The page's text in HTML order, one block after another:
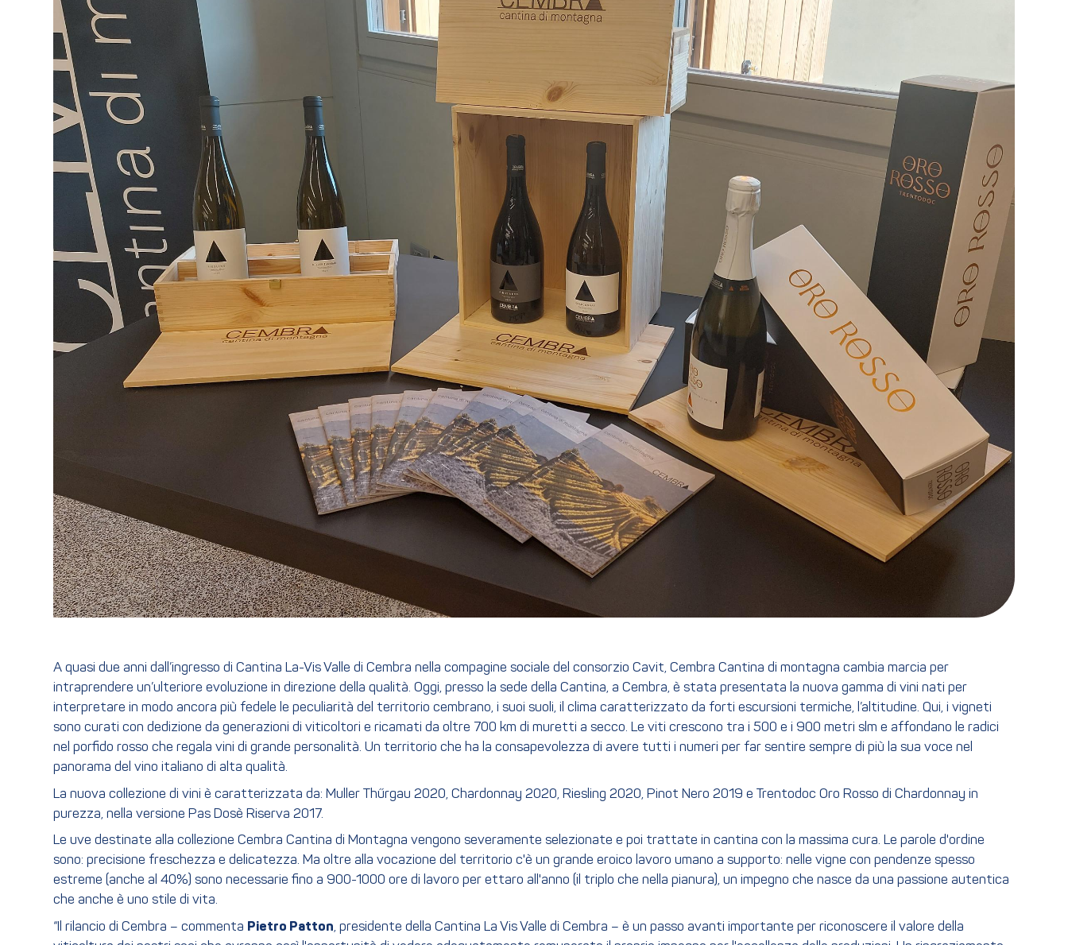
A quasi due anni dall’ingresso di Cantina La-Vis Valle di Cembra nella compagine sociale del consorzio Cavit, Cembra Cantina di montagna cambia marcia per
intraprendere un’ulteriore evoluzione in direzione della qualità. Oggi, presso la sede della Cantina, a Cembra, è stata presentata la nuova gamma di vini nati per
interpretare in modo ancora più fedele le peculiarità del territorio cembrano, i suoi suoli, il clima caratterizzato da forti escursioni termiche, l’altitudine. Qui, i vigneti
sono curati con dedizione da generazioni di viticoltori e ricamati da oltre 700 km di muretti a secco. Le viti crescono tra i 500 e i 900 metri slm e affondano le radici
nel porfido rosso che regala vini di grande personalità. Un territorio che ha la consapevolezza di avere tutti i numeri per far sentire sempre di più la sua voce nel
panorama del vino italiano di alta qualità.
La nuova collezione di vini è caratterizzata da: Muller Thűrgau 2020, Chardonnay 2020, Riesling 2020, Pinot Nero 2019 e Trentodoc Oro Rosso di Chardonnay in
purezza, nella versione Pas Dosè Riserva 2017.
Le uve destinate alla collezione Cembra Cantina di Montagna vengono severamente selezionate e poi trattate in cantina con la massima cura. Le parole d'ordine
sono: precisione freschezza e delicatezza. Ma oltre alla vocazione del territorio c'è un grande eroico lavoro umano a supporto: nelle vigne con pendenze spesso
estreme (anche al 40%) sono necessarie fino a 900-1000 ore di lavoro per ettaro all'anno (il triplo che nella pianura), un impegno che nasce da una passione autentica
che anche è uno stile di vita.
“Il rilancio di Cembra – commenta Pietro Patton, presidente della Cantina La Vis Valle di Cembra – è un passo avanti importante per riconoscere il valore della